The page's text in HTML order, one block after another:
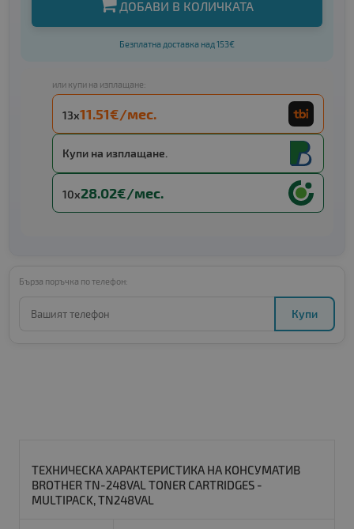
ДОБАВИ В КОЛИЧКАТА
Безплатна доставка над 153€
или купи на изплащане:
13x11.51€/мес.
Купи на изплащане.
10x28.02€/мес.
Бърза поръчка по телефон:
Купи
ТЕХНИЧЕСКА ХАРАКТЕРИСТИКА НА КОНСУМАТИВ
BROTHER TN-248VAL TONER CARTRIDGES -
MULTIPACK, TN248VAL